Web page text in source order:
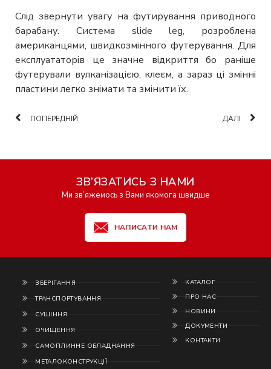
Слід звернути увагу на футирування приводного
барабану. Система slide leg, розроблена
американцями, швидкозмінного футерування. Для
експлуататорів це значне відкриття бо раніше
футерували вулканізацією, клеєм, а зараз ці змінні
пластини легко знімати та змінити їх.
ПОПЕРЕДНІЙ ДАЛІ
ЗВ’ЯЗАТИСЬ З НАМИ
Ми зв’яжемось з Вами якомога швидше
НАПИСАТИ НАМ
КАТАЛОГ
ПРО НАС
НОВИНИ
ДОКУМЕНТИ
КОНТАКТИ
ЗБЕРІГАННЯ
ТРАНСПОРТУВАННЯ
СУШІННЯ
ОЧИЩЕННЯ
САМОПЛИННЕ ОБЛАДНАННЯ
МЕТАЛОКОНСТРУКЦІЇ